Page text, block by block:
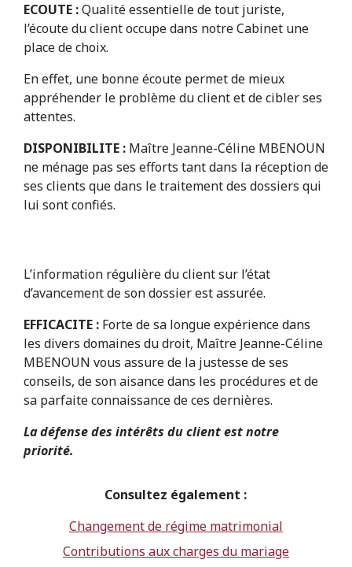
ECOUTE : Qualité essentielle de tout juriste,
l’écoute du client occupe dans notre Cabinet une
place de choix.
En effet, une bonne écoute permet de mieux
appréhender le problème du client et de cibler ses
attentes.
DISPONIBILITE : Maître Jeanne-Céline MBENOUN
ne ménage pas ses efforts tant dans la réception de
ses clients que dans le traitement des dossiers qui
lui sont confiés.
L’information régulière du client sur l’état
d’avancement de son dossier est assurée.
EFFICACITE : Forte de sa longue expérience dans
les divers domaines du droit, Maître Jeanne-Céline
MBENOUN vous assure de la justesse de ses
conseils, de son aisance dans les procédures et de
sa parfaite connaissance de ces dernières.
La défense des intérêts du client est notre
priorité.
Consultez également :
Changement de régime matrimonial
Contributions aux charges du mariage